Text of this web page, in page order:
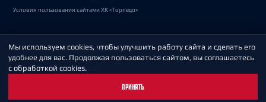
Условия пользования сайтами ХК «Торпедо»
Политика обработки персональных данных
Пользовательское соглашение
Мы используем cookies, чтобы улучшить работу сайта и сделать его
удобнее для вас. Продолжая пользоваться сайтом, вы соглашаетесь
с обработкой cookies.
ПРИНЯТЬ